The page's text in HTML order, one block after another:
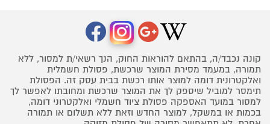
קונה נכבד/ה, בהתאם להוראות החוק, הנך רשאי/ת למסור, ללא
תמורה, במעמד מסירת המוצר שרכשת, פסולת חשמלית
ואלקטרונית דומה למוצר אותו רכשת בבית עסק זה. הפסולת
תימסר למוביל שיספק לך את המוצר שרכשת ומחובתו לאפשר לך
למסור במועד האספקה פסולת ציוד חשמלי ואלקטרוני דומה,
בכמות או במשקל, למוצר החדש וזאת ללא תשלום או תמורה